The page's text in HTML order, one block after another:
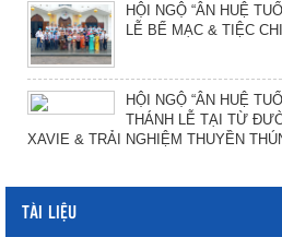
HỘI NGỘ “ÂN HUỆ
LỄ BẾ MẠC & TIỆC
HỘI NGỘ “ÂN HUỆ
THÁNH LỄ TẠI TỪ
XAVIE & TRẢI NGHIỆM THUYỀN
TÀI LIỆU